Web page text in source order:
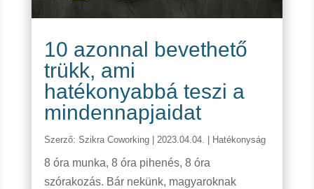
10 azonnal bevethető
trükk, ami
hatékonyabbá teszi a
mindennapjaidat
Szerző: Szikra Coworking| 2023.04.04. Hatékonyság
8 óra munka, 8 óra pihenés, 8 óra
szórakozás. Bár nekünk, magyaroknak